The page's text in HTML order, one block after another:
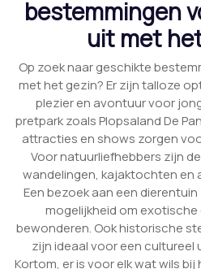
bestemmingen
uit met
Op zoek naar geschikte
met het gezin? Er zijn talloze
plezier en avontuur voor
pretpark zoals Plopsaland De
attracties en shows zorgen
Voor natuurliefhebbers zijn
wandelingen, kajaktochten en
Een bezoek aan een
mogelijkheid om
bewonderen. Ook historische
zijn ideaal voor een
Kortom, er is voor elk wat wils